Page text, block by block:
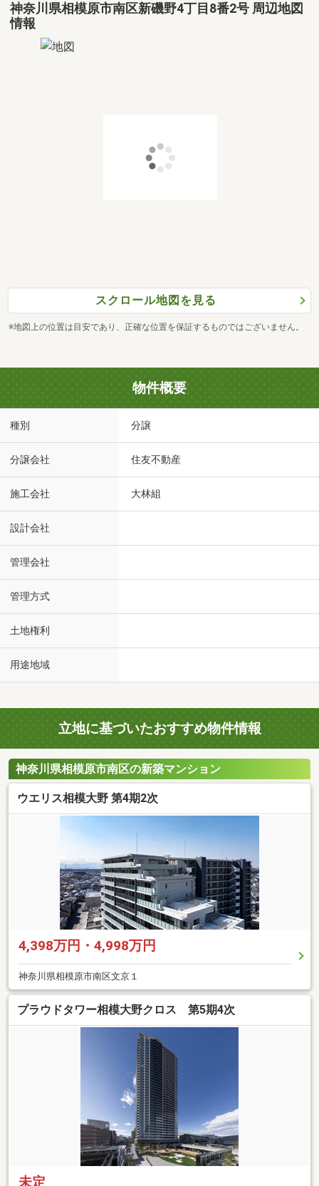
神奈川県相模原市南区新磯野4丁目8番2号 周辺地図
情報
スクロール地図を見る
※地図上の位置は目安であり、正確な位置を保証するものではございません。
物件概要
種別 分譲
分譲会社 住友不動産
施工会社 大林組
設計会社
管理会社
管理方式
土地権利
用途地域
立地に基づいたおすすめ物件情報
神奈川県相模原市南区の新築マンション
ウエリス相模大野 第4期2次
4,398万円・4,998万円
神奈川県相模原市南区文京１
プラウドタワー相模大野クロス 第5期4次
未定